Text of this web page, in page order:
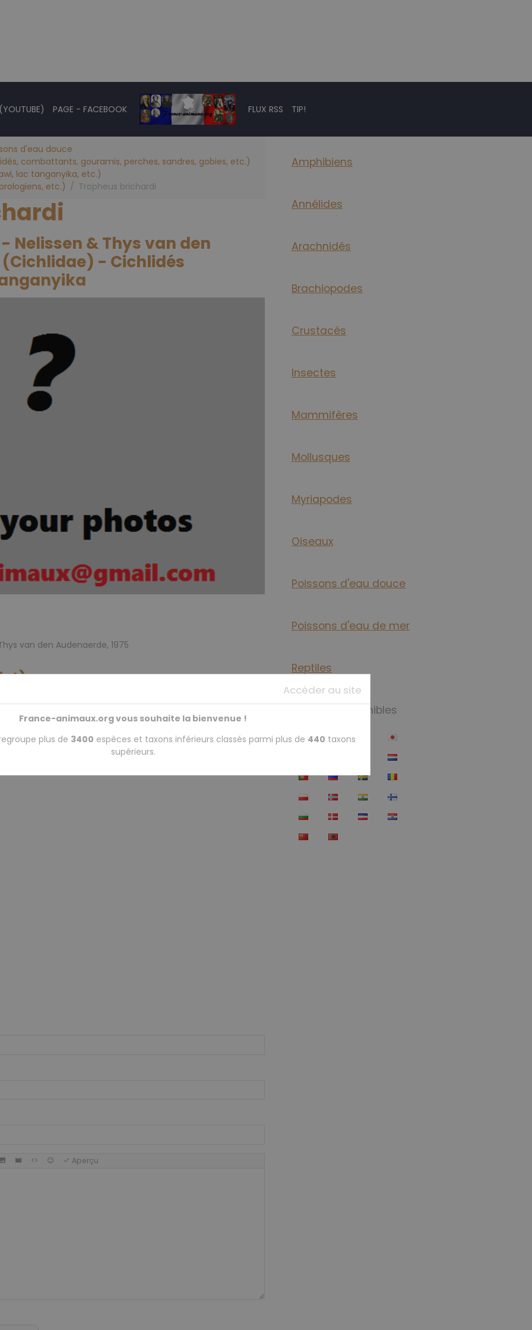
PAGE - FACEBOOK FLUX RSS TIP!
d'eau douce
combattants, gouramis, perches, sandres, gobies, etc.)
lac tanganyika, etc.)
etc.)
Tropheus brichardi
Nelissen & Thys van den
- Cichlidés
van den Audenaerde, 1975
)
Aperçu
Amphibiens
Annélides
Arachnidés
Brachiopodes
Crustacés
Insectes
Mammifères
Mollusques
Myriapodes
Oiseaux
Poissons d'eau douce
Poissons d'eau de mer
Reptiles
Langues disponibles
Accéder au site
France-animaux.org vous souhaite la bienvenue !
plus de 3400 espèces et taxons inférieurs classés parmi plus de 440 taxons
supérieurs.